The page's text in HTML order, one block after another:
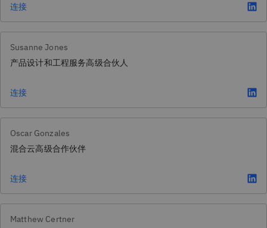
连接
Susanne Jones
产品设计和工程服务高级合伙人
连接
Oscar Gonzales
混合云高级合作伙伴
连接
Matthew Certner